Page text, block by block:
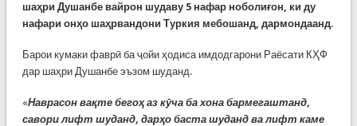
шаҳри Душанбевайрон шудаву 5 нафар ноболиғон, ки ду
нафари онҳо шаҳрвандони Туркия мебошанд, дармондаанд.
Барои кумаки фаврӣ ба ҷойи ҳодиса имдодгарони Раёсати КҲФ
дар шаҳри Душанбе эъзом шуданд.
«Наврасон вақте бегоҳ аз кӯча ба хона бармегаштанд,
савори лифт шуданд, дарҳо баста шуданд ва лифт каме